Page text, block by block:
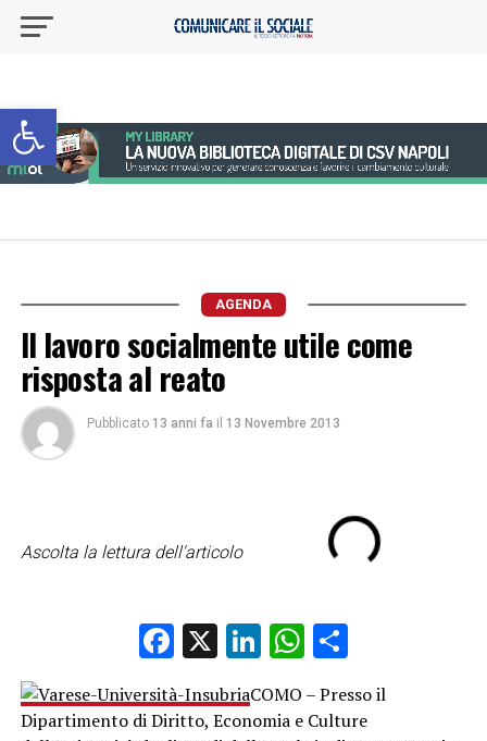
Apri la barra degli strumenti
AGENDA
Il lavoro socialmente utile come
risposta al reato
Pubblicato 13 anni fa il 13 Novembre 2013
Ascolta la lettura dell'articolo
Facebook
X LinkedIn
WhatsApp
Condividi
COMO – Presso il
Dipartimento di Diritto, Economia e Culture